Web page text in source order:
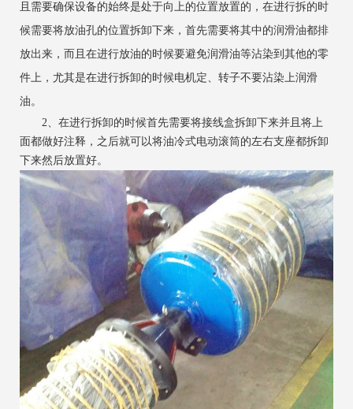
且需要确保设备的始终是处于向上的位置放置的，在进行拆的时
候需要将放油孔的位置拆卸下来，首先需要将其中的润滑油都排
放出来，而且在进行放油的时候要避免润滑油等沾染到其他的零
件上，尤其是在进行拆卸的时候电机定、转子不要沾染上润滑
油。
2、在进行拆卸的时候首先需要将接线盒拆卸下来并且将上
面都做好注释，之后就可以将油冷式电动滚筒的左右支座都拆卸
下来然后放置好。